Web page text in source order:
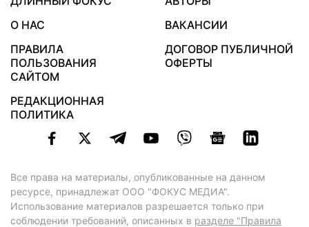
О НАС
ВАКАНСИИ
ПРАВИЛА
ПОЛЬЗОВАНИЯ
САЙТОМ
ДОГОВОР ПУБЛИЧНОЙ
ОФЕРТЫ
РЕДАКЦИОННАЯ
ПОЛИТИКА
Все права на материалы, опубликованные на данном
ресурсе, принадлежат ООО "ФОКУС МЕДИА".
Использование материалов разрешается только при
соблюдении требований, описанных в разделе "Правила